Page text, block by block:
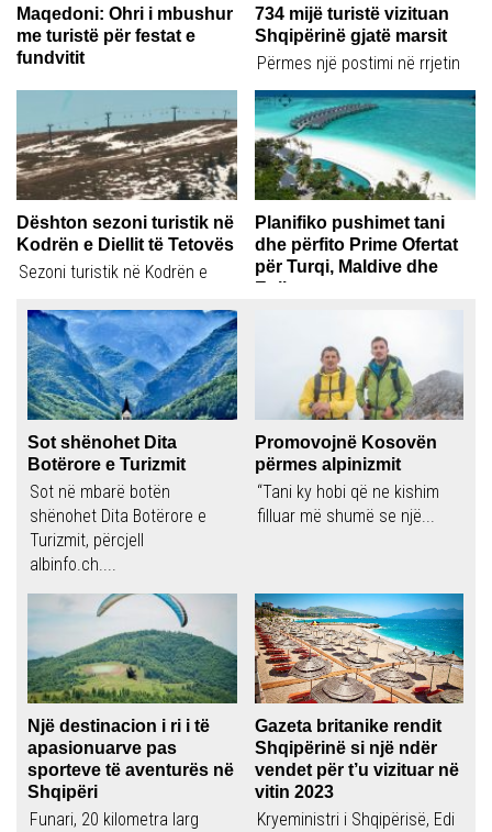
Maqedoni: Ohri i mbushur
me turistë për festat e
fundvitit
Ohri është mbushur plot me
turistë për festat e Vitit të...
734 mijë turistë vizituan
Shqipërinë gjatë marsit
Përmes një postimi në rrjetin
social “Facebook”,
Kryeministri Edi Rama
njofton...
Dështon sezoni turistik në
Kodrën e Diellit të Tetovës
Sezoni turistik në Kodrën e
mirë...
Planifiko pushimet tani
dhe përfito Prime Ofertat
për Turqi, Maldive dhe
Egjipt
për të rezervuar pushimet
Sot shënohet Dita
Botërore e Turizmit
Sot në mbarë botën
shënohet Dita Botërore e
Turizmit, përcjell
albinfo.ch....
Promovojnë Kosovën
përmes alpinizmit
“Tani ky hobi që ne kishim
filluar më shumë se një...
Një destinacion i ri i të
apasionuarve pas
sporteve të aventurës në
Shqipëri
Funari, 20 kilometra larg
Gazeta britanike rendit
Shqipërinë si një ndër
vendet për t’u vizituar në
vitin 2023
Kryeministri i Shqipërisë, Edi